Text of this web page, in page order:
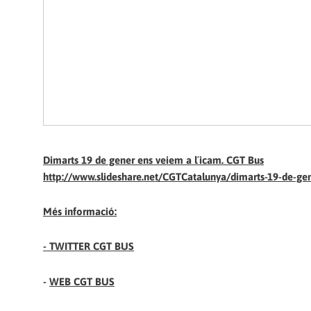
Dimarts 19 de gener ens veiem a l´icam. CGT Bus
http://www.slideshare.net/CGTCatalunya/dimarts-19-de-
Més informació:
- TWITTER CGT BUS
- WEB CGT BUS